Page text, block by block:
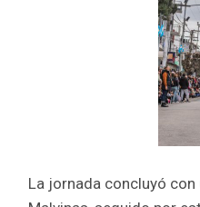
La jornada concluyó